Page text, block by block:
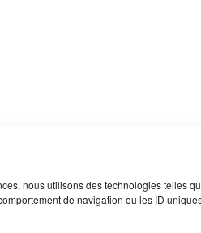
nous utilisons des technologies telles
de navigation ou les ID